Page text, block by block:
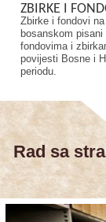
ZBIRKE I
Zbirke i fondovi
bosanskom
fondovima i
povijesti Bosne i
periodu.
Rad sa